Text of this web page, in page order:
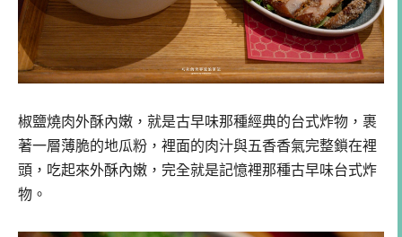
椒鹽燒肉外酥內嫩，就是古早味那種經典的台式炸物，裹
著一層薄脆的地瓜粉，裡面的肉汁與五香香氣完整鎖在裡
頭，吃起來外酥內嫩，完全就是記憶裡那種古早味台式炸
物。